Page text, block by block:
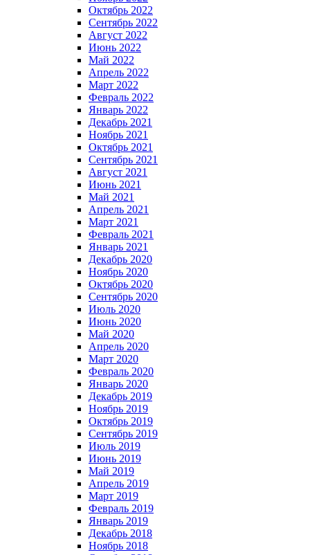
Октябрь 2022
Сентябрь 2022
Август 2022
Июнь 2022
Май 2022
Апрель 2022
Март 2022
Февраль 2022
Январь 2022
Декабрь 2021
Ноябрь 2021
Октябрь 2021
Сентябрь 2021
Август 2021
Июнь 2021
Май 2021
Апрель 2021
Март 2021
Февраль 2021
Январь 2021
Декабрь 2020
Ноябрь 2020
Октябрь 2020
Сентябрь 2020
Июль 2020
Июнь 2020
Май 2020
Апрель 2020
Март 2020
Февраль 2020
Январь 2020
Декабрь 2019
Ноябрь 2019
Октябрь 2019
Сентябрь 2019
Июль 2019
Июнь 2019
Май 2019
Апрель 2019
Март 2019
Февраль 2019
Январь 2019
Декабрь 2018
Ноябрь 2018